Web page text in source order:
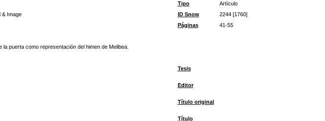
Tipo
Artículo
& Image ID Snow
2244 [1760]
Páginas
41-55
puerta como representación del himen de Melibea.
Tesis
Editor
Título original
Título